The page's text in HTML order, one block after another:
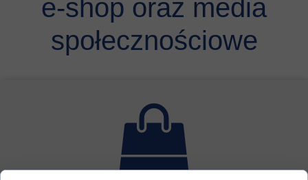
e-shop oraz media
społecznościowe